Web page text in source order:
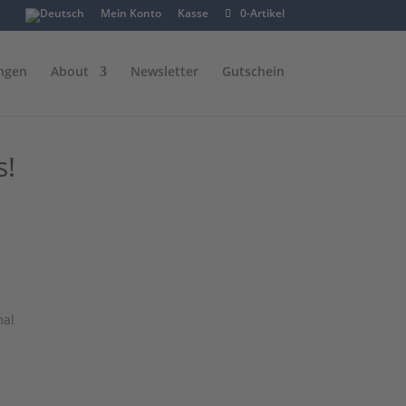
Mein Konto Kasse 0-Artikel
About Newsletter Gutschein